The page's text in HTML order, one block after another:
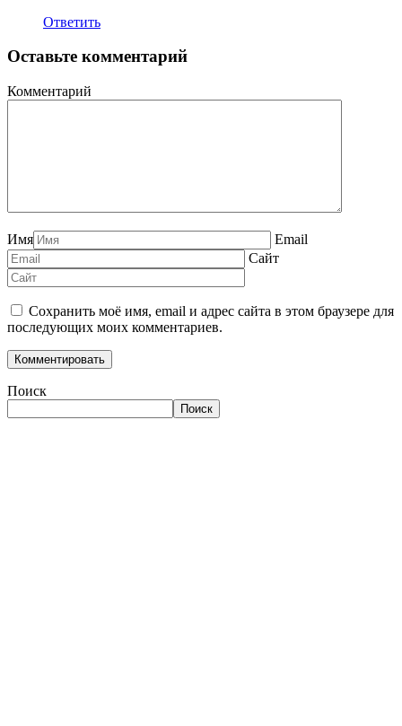
Ответить
Оставьте комментарий
Комментарий
Имя
Email
Сайт
Сохранить моё имя, email и адрес сайта в этом браузере для
последующих моих комментариев.
Поиск
Поиск